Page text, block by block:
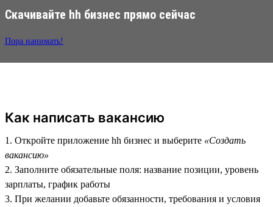
Скачивайте hh бизнес прямо сейчас
Пора нанимать!
Как написать вакансию
1. Откройте приложение hh бизнес и выберите «Создать
вакансию»
2. Заполните обязательные поля: название позиции, уровень
зарплаты, график работы
3. При желании добавьте обязанности, требования и условия